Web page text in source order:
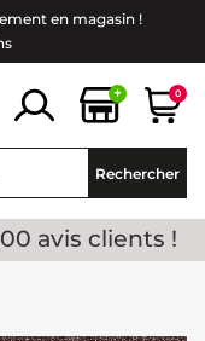
en magasin !
+ 0
Rechercher
avis clients !